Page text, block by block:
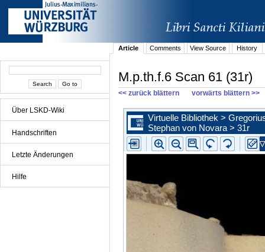
Über LSKD-Wiki
Handschriften
Letzte Änderungen
Hilfe
Article Comments View Source History
M.p.th.f.6 Scan 61 (31r)
<< zurück blättern vorwärts blättern >>